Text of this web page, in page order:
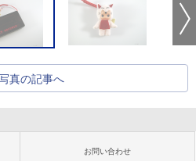
真の記事へ
お問い合わせ